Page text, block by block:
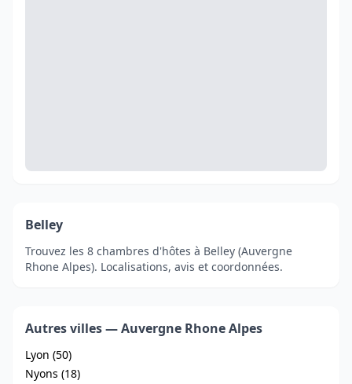
Belley
Trouvez les 8 chambres d'hôtes à Belley (Auvergne
Rhone Alpes). Localisations, avis et coordonnées.
Autres villes — Auvergne Rhone Alpes
Lyon (50)
Nyons (18)